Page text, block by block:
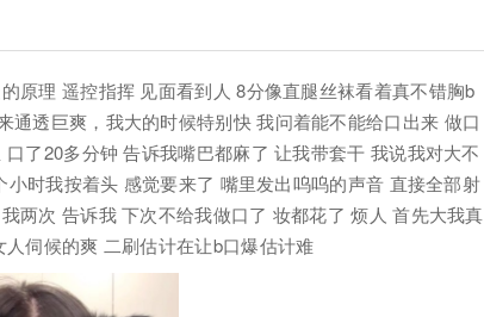
原理 遥控指挥 见面看到人 8分像直腿丝袜看着真不错胸b
透巨爽，我大的时候特别快 我问着能不能给口出来 做口
了20多分钟 告诉我嘴巴都麻了 让我带套干 我说我对大不
时我按着头 感觉要来了 嘴里发出呜呜的声音 直接全部射
两次 告诉我 下次不给我做口了 妆都花了 烦人 首先大我真
伺候的爽 二刷估计在让b口爆估计难